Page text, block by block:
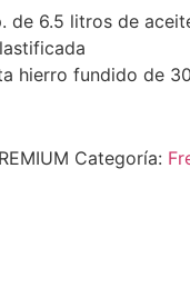
de 6.5 litros de
hierro fundido de
Categoría: